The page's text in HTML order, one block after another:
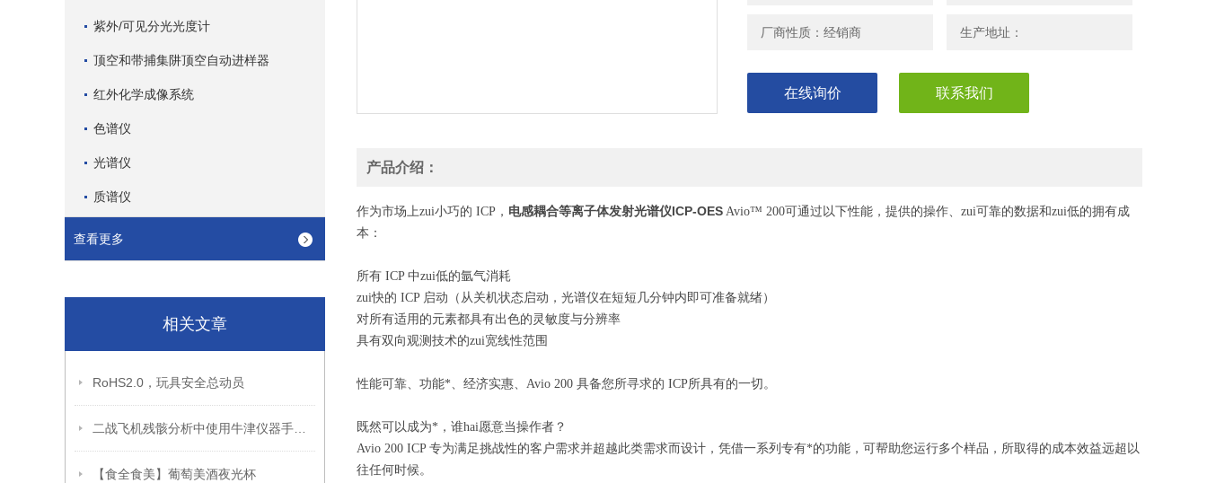
紫外/可见分光光度计
顶空和带捕集阱顶空自动进样器
红外化学成像系统
色谱仪
光谱仪
质谱仪
查看更多
相关文章
RoHS2.0，玩具安全总动员
【食全食美】葡萄美酒夜光杯
厂商性质：经销商 生产地址：
在线询价 联系我们
产品介绍：
作为市场上zui小巧的 ICP， 电感耦合等离子体发射光谱仪ICP-OES Avio™ 200可通过以下性能，提供的操作、zui可靠的数据和zui低的拥有成
本：
所有 ICP 中zui低的氩气消耗
zui快的 ICP 启动（从关机状态启动，光谱仪在短短几分钟内即可准备就绪）
对所有适用的元素都具有出色的灵敏度与分辨率
具有双向观测技术的zui宽线性范围
性能可靠、功能*、经济实惠、Avio 200 具备您所寻求的 ICP所具有的一切。
既然可以成为*，谁hai愿意当操作者？
Avio 200 ICP 专为满足挑战性的客户需求并超越此类需求而设计，凭借一系列专有*的功能，可帮助您运行多个样品，所取得的成本效益远超以
往任何时候。